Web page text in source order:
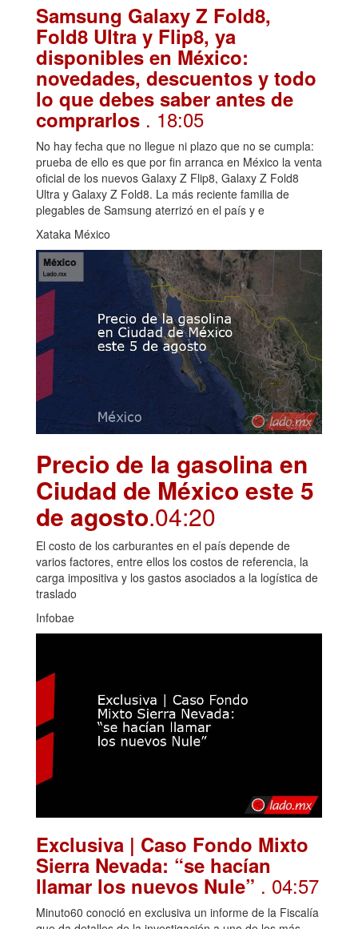
Samsung Galaxy Z Fold8,
Fold8 Ultra y Flip8, ya
disponibles en México:
novedades, descuentos y todo
lo que debes saber antes de
comprarlos . 18:05
No hay fecha que no llegue ni plazo que no se cumpla:
prueba de ello es que por fin arranca en México la venta
oficial de los nuevos Galaxy Z Flip8, Galaxy Z Fold8
Ultra y Galaxy Z Fold8. La más reciente familia de
plegables de Samsung aterrizó en el país y e
Xataka México
Precio de la gasolina en
Ciudad de México este 5
de agosto.04:20
El costo de los carburantes en el país depende de
varios factores, entre ellos los costos de referencia, la
carga impositiva y los gastos asociados a la logística de
traslado
Infobae
Exclusiva | Caso Fondo Mixto
Sierra Nevada: “se hacían
llamar los nuevos Nule” . 04:57
Minuto60 conoció en exclusiva un informe de la Fiscalía